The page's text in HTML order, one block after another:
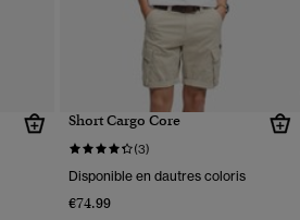
Short Cargo Core
(3)
Disponible en dautres coloris
€74.99